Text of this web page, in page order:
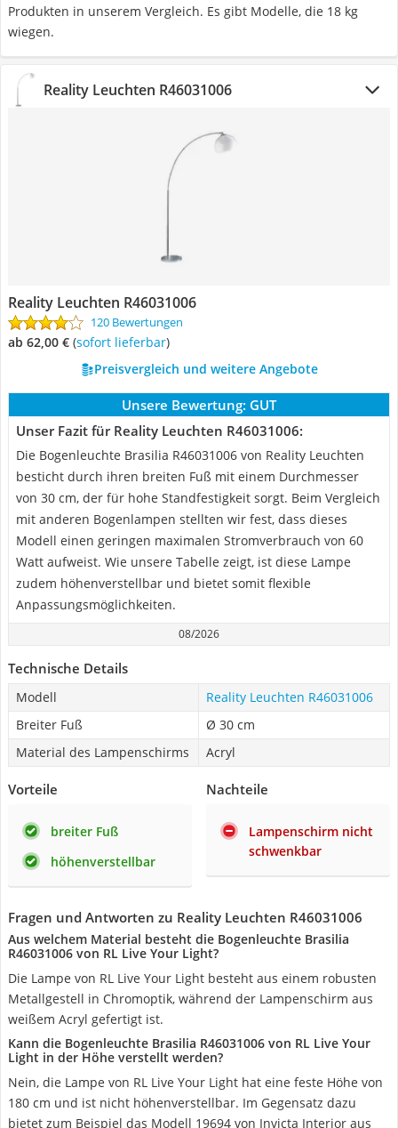
Produkten in unserem Vergleich. Es gibt Modelle, die 18 kg
wiegen.
Reality Leuchten R46031006
Reality Leuchten R46031006
120 Bewertungen
ab 62,00 € ( Sofort lieferbar)
Preisvergleich und weitere Angebote
Unsere Bewertung: GUT
Unser Fazit für Reality Leuchten R46031006:
Die Bogenleuchte Brasilia R46031006 von Reality Leuchten
besticht durch ihren breiten Fuß mit einem Durchmesser
von 30 cm, der für hohe Standfestigkeit sorgt. Beim Vergleich
mit anderen Bogenlampen stellten wir fest, dass dieses
Modell einen geringen maximalen Stromverbrauch von 60
Watt aufweist. Wie unsere Tabelle zeigt, ist diese Lampe
zudem höhenverstellbar und bietet somit flexible
Anpassungsmöglichkeiten.
08/2026
Technische Details
Modell
Reality Leuchten R46031006
Breiter Fuß
Ø 30 cm
Material des Lampenschirms
Acryl
Vorteile
breiter Fuß
höhenverstellbar
Nachteile
Lampenschirm nicht
schwenkbar
Fragen und Antworten zu Reality Leuchten R46031006
Aus welchem Material besteht die Bogenleuchte Brasilia
R46031006 von RL Live Your Light?
Die Lampe von RL Live Your Light besteht aus einem robusten
Metallgestell in Chromoptik, während der Lampenschirm aus
weißem Acryl gefertigt ist.
Kann die Bogenleuchte Brasilia R46031006 von RL Live Your
Light in der Höhe verstellt werden?
Nein, die Lampe von RL Live Your Light hat eine feste Höhe von
180 cm und ist nicht höhenverstellbar. Im Gegensatz dazu
bietet zum Beispiel das Modell 19694 von Invicta Interior aus